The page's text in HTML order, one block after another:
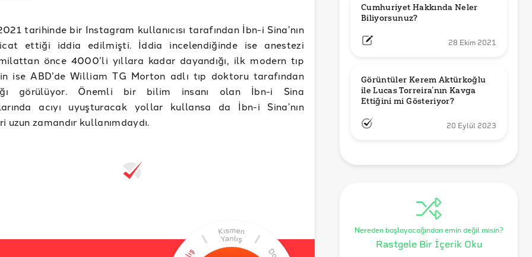
tarihinde bir Instagram kullanıcısı tarafından İbn-i Sina’nın
ettiği iddia edilmişti. İddia incelendiğinde ise anestezi
önce 4000’li yıllara kadar dayandığı, ilk modern tıp
ise ABD’de William TG Morton adlı tıp doktoru tarafından
görülüyor. Önemli bir bilim insanı olan İbn-i Sina
acıyı uyuşturacak yollar kullansa da İbn-i Sina’nın
uzun zamandır kullanımdaydı.
Cumhuriyet Hakkında Neler
Biliyorsunuz?
28 Ekim 2021
Görüntüler Kerem Aktürkoğlu
ile Lucas Torreira’nın Kavga
Ettiğini mi Gösteriyor?
20 Eylül 2023
Nereden başlayacağından emin değil misin?
Rastgele Bir İçerik Oku